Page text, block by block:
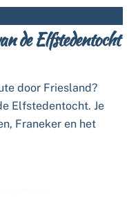
de Elfstedentocht
door Friesland?
Elfstedentocht. Je
Franeker en het